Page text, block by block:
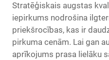
Stratēģiskais augstas
iepirkums nodrošina
priekšrocības, kas ir
pirkuma cenām. Lai gan
aprīkojums prasa lielāku